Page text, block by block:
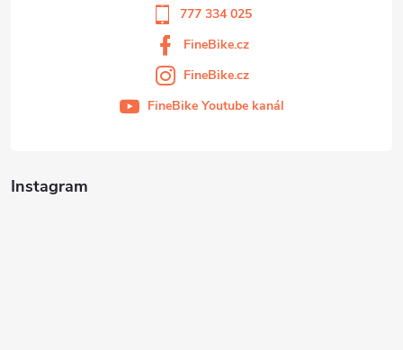
Instagram
777 334 025
FineBike.cz
FineBike.cz
FineBike Youtube kanál